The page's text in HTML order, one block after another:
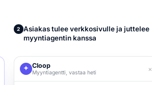
2 Asiakas tulee verkkosivulle ja juttelee
myyntiagentin kanssa
Cloop
Myyntiagentti, vastaa heti ×